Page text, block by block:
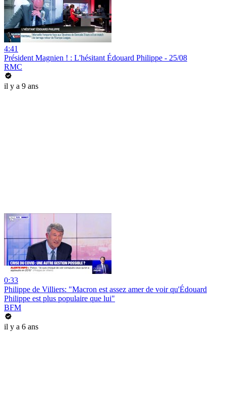
4:41
Président Magnien ! : L'hésitant Édouard Philippe - 25/08
RMC
il y a 9 ans
0:33
Philippe de Villiers: "Macron est assez amer de voir qu'Édouard
Philippe est plus populaire que lui"
BFM
il y a 6 ans